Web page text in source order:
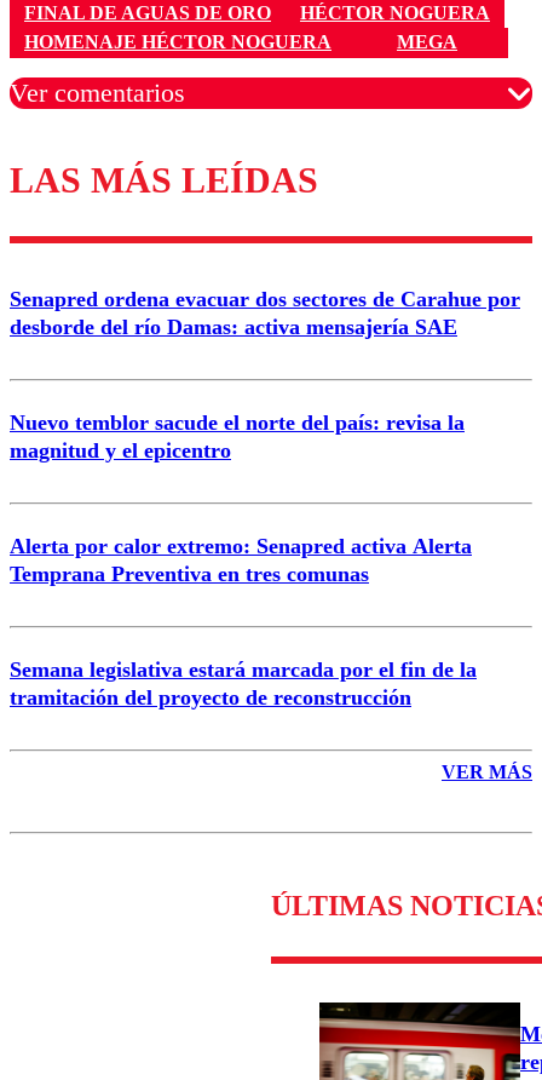
FINAL DE AGUAS DE ORO
HÉCTOR NOGUERA
HOMENAJE HÉCTOR NOGUERA
MEGA
Ver comentarios
Los comentarios son moderados para garantizar un
diálogo respetuoso.
Nombre
Correo
LAS MÁS LEÍDAS
Senapred ordena evacuar dos sectores de Carahue por
desborde del río Damas: activa mensajería SAE
Nuevo temblor sacude el norte del país: revisa la
magnitud y el epicentro
Alerta por calor extremo: Senapred activa Alerta
Temprana Preventiva en tres comunas
Semana legislativa estará marcada por el fin de la
tramitación del proyecto de reconstrucción
VER MÁS
ÚLTIMAS